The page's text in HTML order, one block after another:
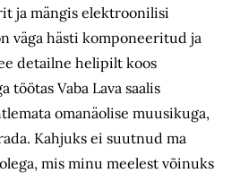
ja mängis elektroonilisi
väga hästi komponeeritud ja
detailne helipilt koos
töötas Vaba Lava saalis
omanäolise muusikuga,
Kahjuks ei suutnud ma
mis minu meelest võinuks